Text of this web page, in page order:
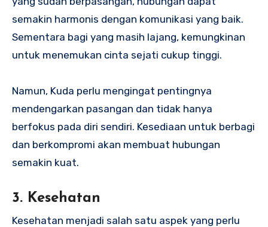
semakin harmonis dengan komunikasi yang baik.
Sementara bagi yang masih lajang, kemungkinan
untuk menemukan cinta sejati cukup tinggi.
Namun, Kuda perlu mengingat pentingnya
mendengarkan pasangan dan tidak hanya
berfokus pada diri sendiri. Kesediaan untuk berbagi
dan berkompromi akan membuat hubungan
semakin kuat.
3. Kesehatan
Kesehatan menjadi salah satu aspek yang perlu